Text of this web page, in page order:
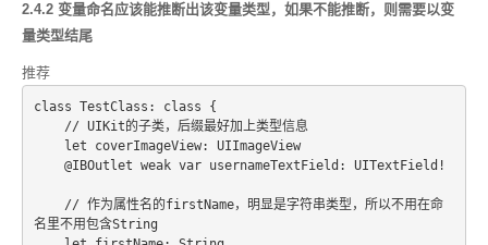
2.4.2 变量命名应该能推断出该变量类型，如果不能推断，则需要以变
量类型结尾
推荐
class TestClass: class {
    // UIKit的子类，后缀最好加上类型信息
    let coverImageView: UIImageView
    @IBOutlet weak var usernameTextField: UITextField!
名里不用包含String